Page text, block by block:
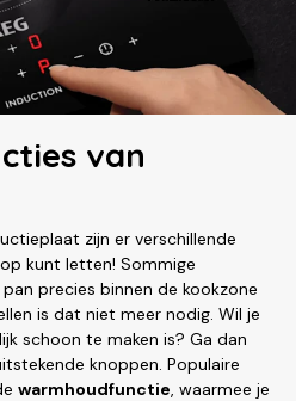
van
zijn er verschillende
kunt letten! Sommige
precies binnen de kookzone
is dat niet meer nodig. Wil je
schoon te maken is? Ga dan
knoppen. Populaire
warmhoudfunctie , waarmee je